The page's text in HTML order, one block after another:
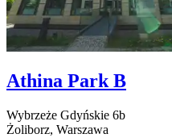
Athina Park B
Wybrzeże Gdyńskie 6b
Żoliborz, Warszawa